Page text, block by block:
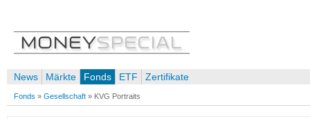
News Märkte Fonds ETF Zertifikate
Fonds » Gesellschaft » KVG Portraits